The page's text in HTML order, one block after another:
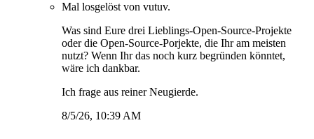
Mal losgelöst von vutuv.
Was sind Eure drei Lieblings-Open-Source-Projekte
oder die Open-Source-Porjekte, die Ihr am meisten
nutzt? Wenn Ihr das noch kurz begründen könntet,
wäre ich dankbar.
Ich frage aus reiner Neugierde.
8/5/26, 10:39 AM